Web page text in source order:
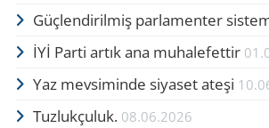
Güçlendirilmiş parlamenter
İYİ Parti artık ana muhalefettir
Yaz mevsiminde siyaset ateşi
Tuzlukçuluk. 08.06.2026